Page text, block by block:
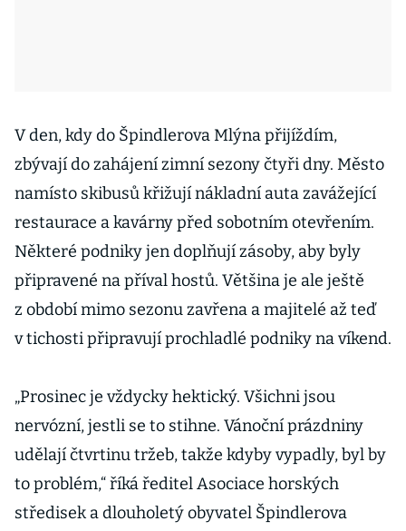
V den, kdy do Špindlerova Mlýna přijíždím,
zbývají do zahájení zimní sezony čtyři dny. Město
namísto skibusů křižují nákladní auta zavážející
restaurace a kavárny před sobotním otevřením.
Některé podniky jen doplňují zásoby, aby byly
připravené na příval hostů. Většina je ale ještě
z období mimo sezonu zavřena a majitelé až teď
v tichosti připravují prochladlé podniky na víkend.
„Prosinec je vždycky hektický. Všichni jsou
nervózní, jestli se to stihne. Vánoční prázdniny
udělají čtvrtinu tržeb, takže kdyby vypadly, byl by
to problém,“ říká ředitel Asociace horských
středisek a dlouholetý obyvatel Špindlerova